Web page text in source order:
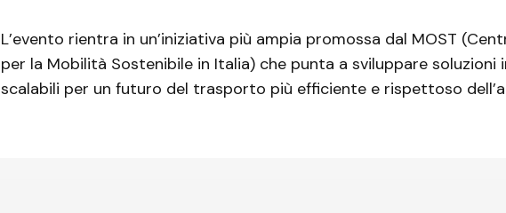
L’evento rientra in un’iniziativa più ampia promossa dal MOST
per la Mobilità Sostenibile in Italia) che punta a sviluppare soluzioni
scalabili per un futuro del trasporto più efficiente e rispettoso